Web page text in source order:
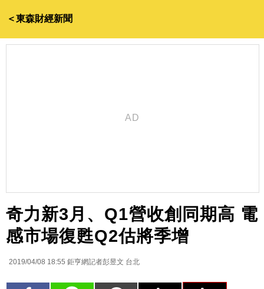
＜東森財經新聞
奇力新3月、Q1營收創同期高 電
感市場復甦Q2估將季增
2019/04/08 18:55 鉅亨網記者彭昱文 台北